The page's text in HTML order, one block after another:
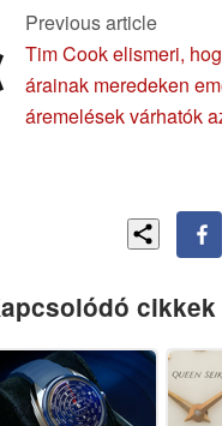
Previous article
Tim Cook elismeri,
árainak meredeken
áremelések várhatók
cikkek